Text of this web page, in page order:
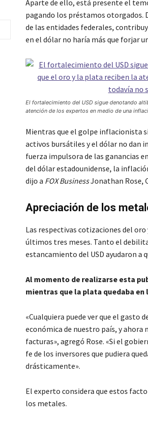
Aparte de ello, está presente el
pagando los préstamos otorgados.
de las entidades federales,
en el dólar no haría más que forjar
El fortalecimiento del USD sigue denotando
atención de los expertos en medio de una
Mientras que el golpe inflacionista
activos bursátiles y el dólar no dan
fuerza impulsora de las ganancias
del dólar estadounidense, la
dijo a FOX BusinessJonathan Rose,
Apreciación de los
Las respectivas cotizaciones del
últimos tres meses. Tanto el
estancamiento del USD ayudaron a
Al momento de realizarse esta
mientras que la plata quedaba en
«Cualquiera puede ver que el gasto
económica de nuestro país, y ahora
facturas», agregó Rose. «Si el
fe de los inversores que pudiera
drásticamente».
El experto considera que estos
los metales.